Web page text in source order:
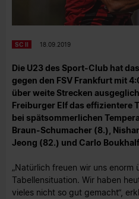
SC II 18.09.2019
Die U23 des Sport-Club hat
gegen den FSV Frankfurt mit
über weite Strecken
Freiburger Elf das effizientere
bei spätsommerlichen
Braun-Schumacher (8.),
Jeong (82.) und Carlo
„Natürlich freuen wir uns
Tabellensituation. Wir haben
vieles nicht so gut gemacht“,